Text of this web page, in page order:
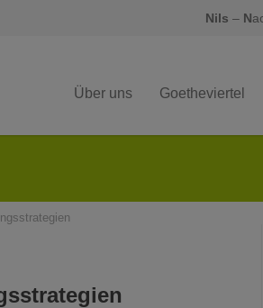
Nils – N
Über uns Goetheviertel